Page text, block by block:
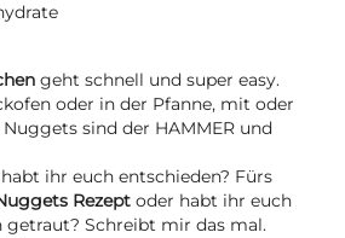
geht schnell und super easy.
oder in der Pfanne, mit oder
Nuggets sind der HAMMER und
ihr euch entschieden? Fürs
Rezept oder habt ihr euch
getraut? Schreibt mir das mal.